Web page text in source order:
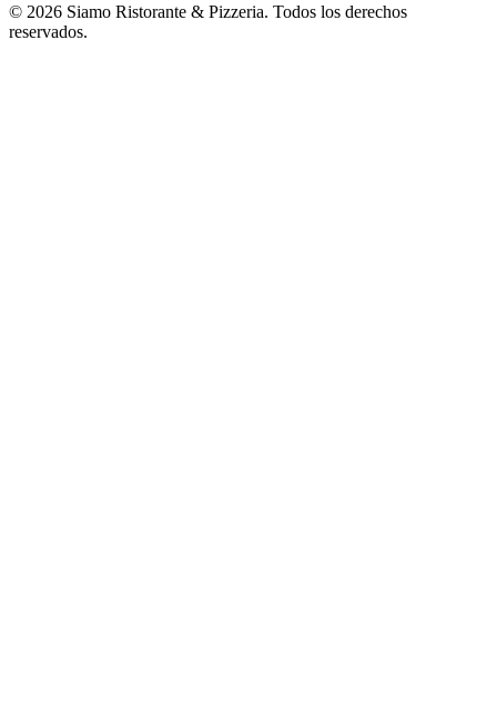
© 2026 Siamo Ristorante & Pizzeria. Todos los derechos
reservados.